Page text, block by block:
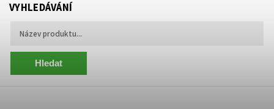
VYHLEDÁVÁNÍ
Hledat